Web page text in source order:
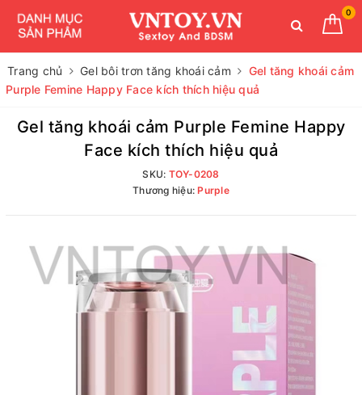
0
Trang chủ Gel bôi trơn tăng khoái cảm
Gel tăng khoái cảm
Purple Femine Happy Face kích thích hiệu quả
Gel tăng khoái cảm Purple Femine Happy
Face kích thích hiệu quả
SKU: TOY-0208
Thương hiệu:Purple